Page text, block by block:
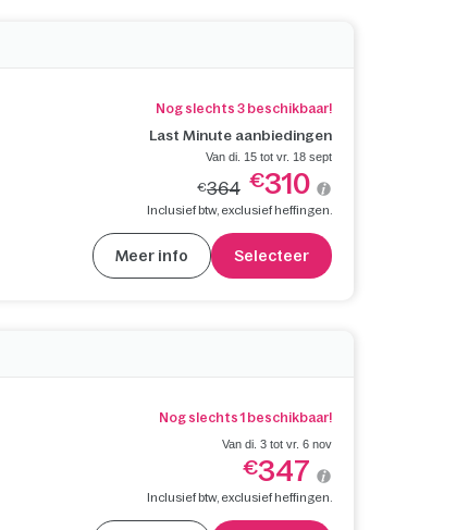
Nog slechts 3 beschikbaar!
Last Minute aanbiedingen
Van di. 15 tot vr. 18 sept
€364 €310
Inclusief btw, exclusief heffingen.
Meer info Selecteer
Nog slechts 1 beschikbaar!
Van di. 3 tot vr. 6 nov
€347
Inclusief btw, exclusief heffingen.